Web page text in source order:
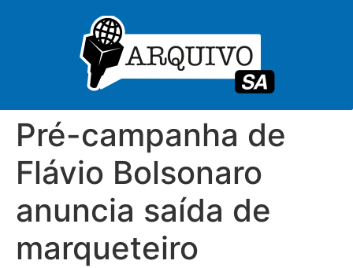
Pré-campanha de
Flávio Bolsonaro
anuncia saída de
marqueteiro